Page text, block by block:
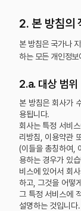
2. 본 방침의
본 방침은 국가나
하는 모든 개인정보
2.a. 대상 범위
본 방침은 회사가
용됩니다.
회사는 특정 서비
리방침, 이용약관
(이들을 총칭하여,
용하는 경우가 있
비스에 있어서 회
하고, 그것을 어떻
그 특정 서비스에
설명하는 것입니